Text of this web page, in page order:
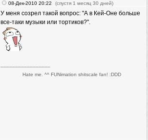
08-Дек-2010 20:22 (спустя 1 месяц 30 дней)
У меня созрел такой вопрос: "А в Кей-Оне больше
все-таки музыки или тортиков?".
Hate me. ^^ FUNimation shitscale fan! :DDD